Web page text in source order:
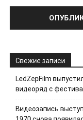
Свежие записи
LedZepFilm
видеоряд с
Видеозапись